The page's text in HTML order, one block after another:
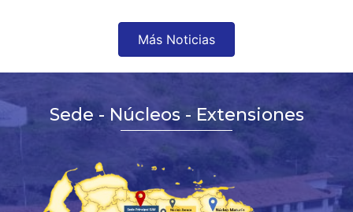
Más Noticias
Sede - Núcleos - Extensiones